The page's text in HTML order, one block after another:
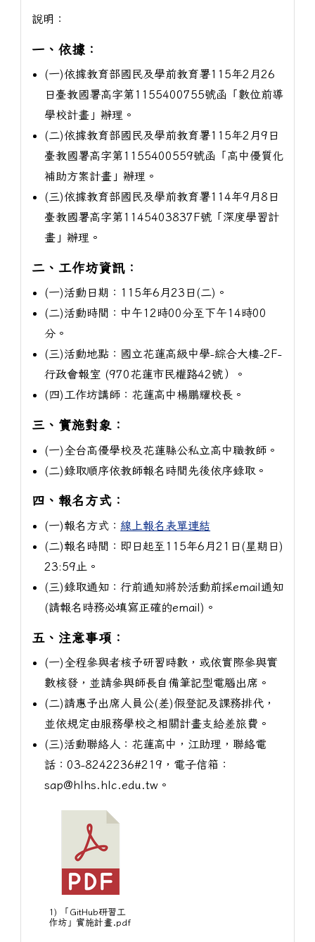
說明：
一、依據：
(一)依據教育部國民及學前教育署115年2月26
日臺教國署高字第1155400755號函「數位前導
學校計畫」辦理。
(二)依據教育部國民及學前教育署115年2月9日
臺教國署高字第1155400559號函「高中優質化
補助方案計畫」辦理。
(三)依據教育部國民及學前教育署114年9月8日
臺教國署高字第1145403837F號「深度學習計
畫」辦理。
二、工作坊資訊：
(一)活動日期：115年6月23日(二)。
(二)活動時間：中午12時00分至下午14時00
分。
(三)活動地點：國立花蓮高級中學-綜合大樓-2F-
行政會報室 (970花蓮市民權路42號）。
(四)工作坊講師：花蓮高中楊鵬耀校長。
三、實施對象：
(一)全台高優學校及花蓮縣公私立高中職教師。
(二)錄取順序依教師報名時間先後依序錄取。
四、報名方式：
(一)報名方式： 線上報名表單連結
(二)報名時間：即日起至115年6月21日(星期日)
23:59止。
(三)錄取通知：行前通知將於活動前採email通知
(請報名時務必填寫正確的email)。
五、注意事項：
(一)全程參與者核予研習時數，或依實際參與實
數核發，並請參與師長自備筆記型電腦出席。
(二)請惠予出席人員公(差)假登記及課務排代，
並依規定由服務學校之相關計畫支給差旅費。
(三)活動聯絡人：花蓮高中，江助理，聯絡電
話：03-8242236#219，電子信箱：
sap@hlhs.hlc.edu.tw。
1) 「GitHub研習工
作坊」實施計畫.pdf